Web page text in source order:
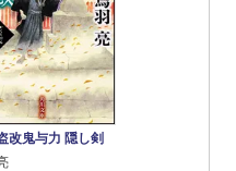
改鬼与力 隠し剣